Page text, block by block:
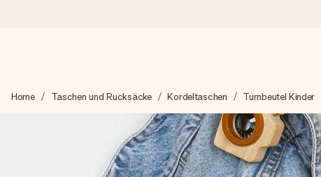
Wir bereiten dein Geschenk sorgfältig vor und schicken es
4,8 (basierend auf +15.000 Bewertungen)
Home Taschen und Rucksäcke Kordeltaschen Turnbeutel Kinder